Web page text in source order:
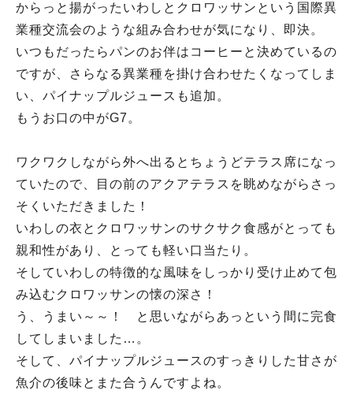
からっと揚がったいわしとクロワッサンという国際異
業種交流会のような組み合わせが気になり、即決。
いつもだったらパンのお伴はコーヒーと決めているの
ですが、さらなる異業種を掛け合わせたくなってしま
い、パイナップルジュースも追加。
もうお口の中がG7。
ワクワクしながら外へ出るとちょうどテラス席になっ
ていたので、目の前のアクアテラスを眺めながらさっ
そくいただきました！
いわしの衣とクロワッサンのサクサク食感がとっても
親和性があり、とっても軽い口当たり。
そしていわしの特徴的な風味をしっかり受け止めて包
み込むクロワッサンの懐の深さ！
う、うまい～～！ と思いながらあっという間に完食
してしまいました…。
そして、パイナップルジュースのすっきりした甘さが
魚介の後味とまた合うんですよね。